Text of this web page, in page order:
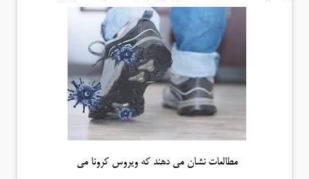
مطالعات نشان می دهند که ویروس کرونا می